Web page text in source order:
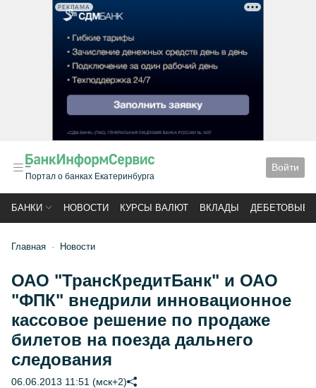
РЕКЛАМА
Портал о банках Екатеринбурга
Войти
БАНКИ НОВОСТИ КУРСЫ ВАЛЮТ ВКЛАДЫ ДЕБЕТОВЫЕ
Главная Новости
ОАО "ТрансКредитБанк" и ОАО
"ФПК" внедрили инновационное
кассовое решение по продаже
билетов на поезда дальнего
следования
06.06.2013 11:51 (мск+2)